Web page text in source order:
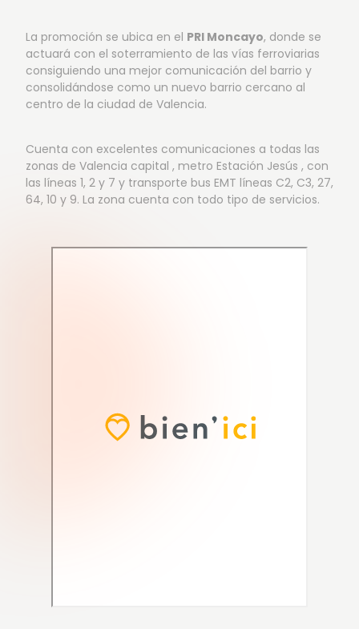
La promoción se ubica en el PRI Moncayo, donde se
actuará con el soterramiento de las vías ferroviarias
consiguiendo una mejor comunicación del barrio y
consolidándose como un nuevo barrio cercano al
centro de la ciudad de Valencia.
Cuenta con excelentes comunicaciones a todas las
zonas de Valencia capital , metro Estación Jesús , con
las líneas 1, 2 y 7 y transporte bus EMT líneas C2, C3, 27,
64, 10 y 9. La zona cuenta con todo tipo de servicios.